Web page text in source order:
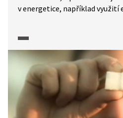
v energetice, například využití
elektřina.